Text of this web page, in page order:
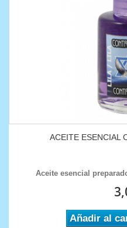
ACEITE ESENCIAL
Aceite esencial
Añadir al